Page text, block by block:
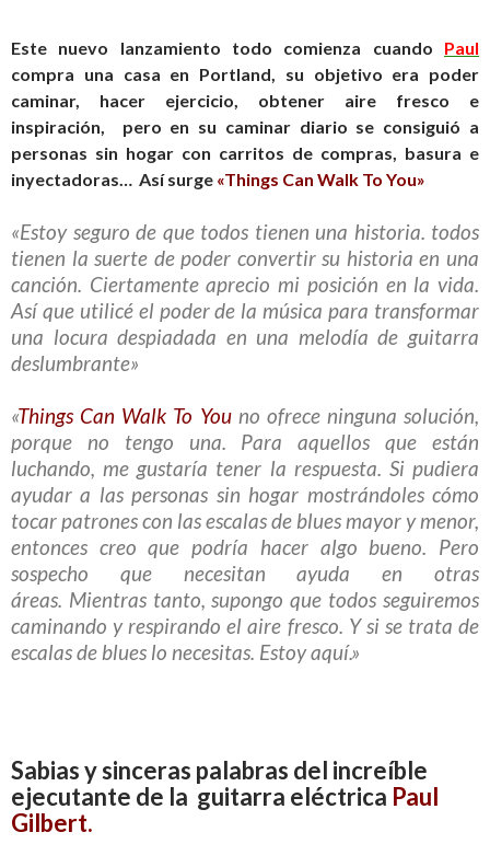
Este nuevo lanzamiento todo comienza cuando Paul
compra una casa en Portland, su objetivo era poder
caminar, hacer ejercicio, obtener aire fresco e
inspiración, pero en su caminar diario se consiguió a
personas sin hogar con carritos de compras, basura e
inyectadoras… Así surge «Things Can Walk To You»
«Estoy seguro de que todos tienen una historia. todos
tienen la suerte de poder convertir su historia en una
canción. Ciertamente aprecio mi posición en la vida.
Así que utilicé el poder de la música para transformar
una locura despiadada en una melodía de guitarra
deslumbrante»
«Things Can Walk To Youno ofrece ninguna solución,
porque no tengo una. Para aquellos que están
luchando, me gustaría tener la respuesta. Si pudiera
ayudar a las personas sin hogar mostrándoles cómo
tocar patrones con las escalas de blues mayor y menor,
entonces creo que podría hacer algo bueno. Pero
sospecho que necesitan ayuda en otras
áreas. Mientras tanto, supongo que todos seguiremos
caminando y respirando el aire fresco. Y si se trata de
escalas de blues lo necesitas. Estoy aquí.»
Sabias y sinceras palabras del increíble
ejecutante de la guitarra eléctrica Paul
Gilbert.